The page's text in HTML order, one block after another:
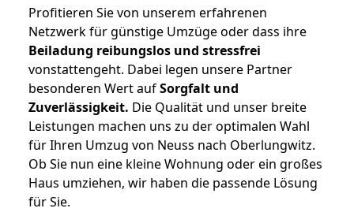
Profitieren Sie von unserem erfahrenen
Netzwerk für günstige Umzüge oder dass ihre
Beiladung reibungslos und stressfrei
vonstattengeht. Dabei legen unsere Partner
besonderen Wert aufSorgfalt und
Zuverlässigkeit. Die Qualität und unser breite
Leistungen machen uns zu der optimalen Wahl
für Ihren Umzug von Neuss nach Oberlungwitz.
Ob Sie nun eine kleine Wohnung oder ein großes
Haus umziehen, wir haben die passende Lösung
für Sie.